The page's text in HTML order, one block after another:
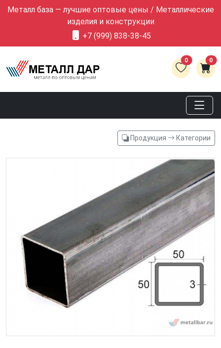
Металл база — лучшие оптовые цены / Металлические
изделия и конструкции
+7 (999) 838-38-45
0 0
Продукция Категории